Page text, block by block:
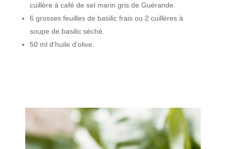
cuillère à café de sel marin gris de Guérande.
6 grosses feuilles de basilic frais ou 2 cuillères à
soupe de basilic séché.
50 ml d’huile d’olive.